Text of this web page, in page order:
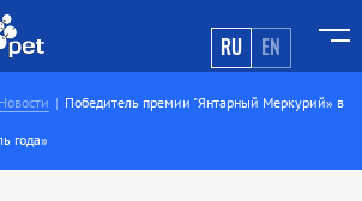
RU EN
Новости Победитель премии "Янтарный Меркурий» в
года»